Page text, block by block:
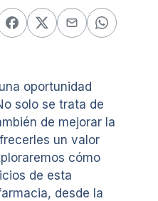
oportunidad
solo se trata de
de mejorar la
un valor
cómo
de esta
desde la